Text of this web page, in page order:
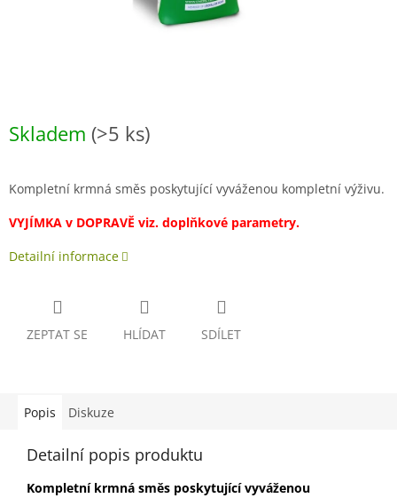
Skladem (>5 ks)
Kompletní krmná směs poskytující vyváženou kompletní výživu.
VYJÍMKA v DOPRAVĚ viz. doplňkové parametry.
Detailní informace
ZEPTAT SE HLÍDAT SDÍLET
Popis Diskuze
Detailní popis produktu
Kompletní krmná směs poskytující vyváženou